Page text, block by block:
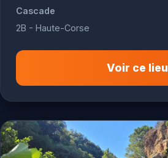
Cascade
2B - Haute-Corse
Voir ce lieu